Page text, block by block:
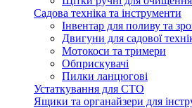
Садова техніка та інструменти
Інвентар для поливу та
Двигуни для садової
Мотокоси та тримери
Обприскувачі
Пилки ланцюгові
Устаткування для СТО
Ящики та органайзери для